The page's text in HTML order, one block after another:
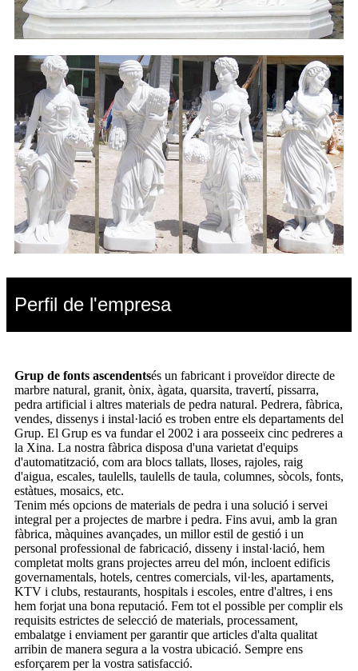
Perfil de l'empresa
Grup de fonts ascendentsés un fabricant i proveïdor directe de
marbre natural, granit, ònix, àgata, quarsita, travertí, pissarra,
pedra artificial i altres materials de pedra natural. Pedrera, fàbrica,
vendes, dissenys i instal·lació es troben entre els departaments del
Grup. El Grup es va fundar el 2002 i ara posseeix cinc pedreres a
la Xina. La nostra fàbrica disposa d'una varietat d'equips
d'automatització, com ara blocs tallats, lloses, rajoles, raig
d'aigua, escales, taulells, taulells de taula, columnes, sòcols, fonts,
estàtues, mosaics, etc.
Tenim més opcions de materials de pedra i una solució i servei
integral per a projectes de marbre i pedra. Fins avui, amb la gran
fàbrica, màquines avançades, un millor estil de gestió i un
personal professional de fabricació, disseny i instal·lació, hem
completat molts grans projectes arreu del món, incloent edificis
governamentals, hotels, centres comercials, vil·les, apartaments,
KTV i clubs, restaurants, hospitals i escoles, entre d'altres, i ens
hem forjat una bona reputació. Fem tot el possible per complir els
requisits estrictes de selecció de materials, processament,
embalatge i enviament per garantir que articles d'alta qualitat
arribin de manera segura a la vostra ubicació. Sempre ens
esforçarem per la vostra satisfacció.